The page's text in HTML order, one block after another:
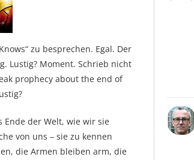
zu besprechen. Egal. Der
Lustig? Moment. Schrieb nicht
prophecy about the end of
Ende der Welt, wie wir sie
von uns – sie zu kennen
die Armen bleiben arm, die